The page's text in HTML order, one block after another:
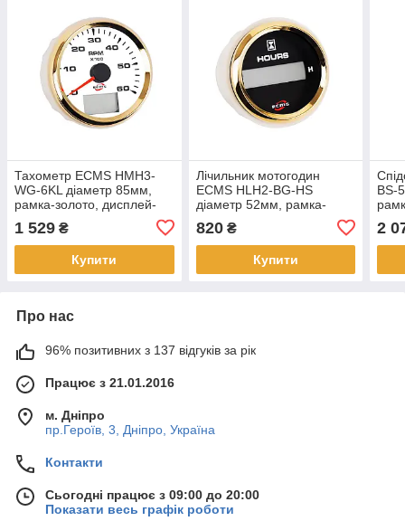
Тахометр ECMS HMH3-
WG-6KL діаметр 85мм,
рамка-золото, дисплей-
1 529 ₴
Купити
Лічильник мотогодин
ECMS HLH2-BG-HS
діаметр 52мм, рамка-
золото, дисплей-чорний
820₴
Купити
BS-
2
Про нас
96% позитивних з 137 відгуків за рік
Працює з 21.01.2016
м. Дніпро
пр.Героїв, 3, Дніпро, Україна
Контакти
Сьогодні працює з 09:00 до 20:00
Показати весь графік роботи